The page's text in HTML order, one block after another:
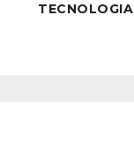
TECNOLOGIA